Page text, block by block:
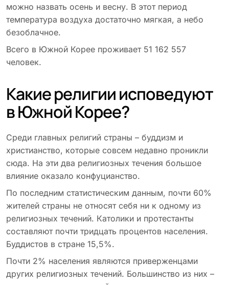
можно назвать осень и весну. В этот период
температура воздуха достаточно мягкая, а небо
безоблачное.
Всего в Южной Корее проживает 51 162 557
человек.
Какие религии исповедуют
в Южной Корее?
Среди главных религий страны – буддизм и
христианство, которые совсем недавно проникли
сюда. На эти два религиозных течения большое
влияние оказало конфуцианство.
По последним статистическим данным, почти 60%
жителей страны не относят себя ни к одному из
религиозных течений. Католики и протестанты
составляют почти тридцать процентов населения.
Буддистов в стране 15,5%.
Почти 2% населения являются приверженцами
других религиозных течений. Большинство из них –